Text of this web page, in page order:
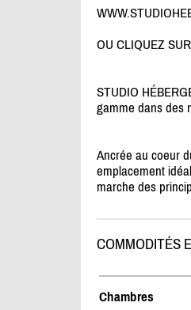
OU CLIQUEZ
STUDIO
gamme dans des
Ancrée au coeur
emplacement
marche des
COMMODITÉS
Chambres